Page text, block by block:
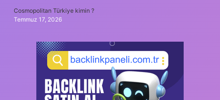
Cosmopolitan Türkiye kimin ?
Temmuz 17, 2026